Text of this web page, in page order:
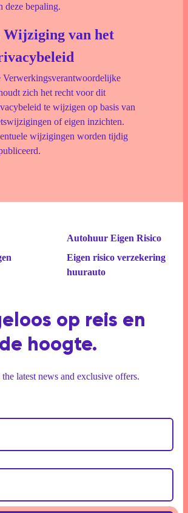
deze bepaling.
Wijziging van het
Verwerkingsverantwoordelijke
zich het recht voor dit
te wijzigen op basis van
of eigen inzichten.
wijzigingen worden tijdig
Autohuur Eigen Risico
Eigen risico verzekering
huurauto
op reis en
hoogte.
latest news and exclusive offers.